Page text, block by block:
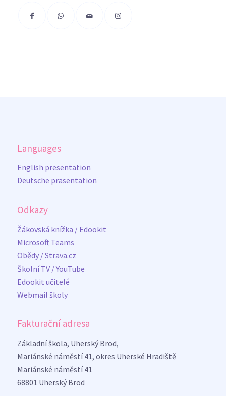
Languages
English presentation
Deutsche präsentation
Odkazy
Žákovská knížka / Edookit
Microsoft Teams
Obědy / Strava.cz
Školní TV / YouTube
Edookit učitelé
Webmail školy
Fakturační adresa
Základní škola, Uherský Brod,
Mariánské náměstí 41, okres Uherské Hradiště
Mariánské náměstí 41
68801 Uherský Brod